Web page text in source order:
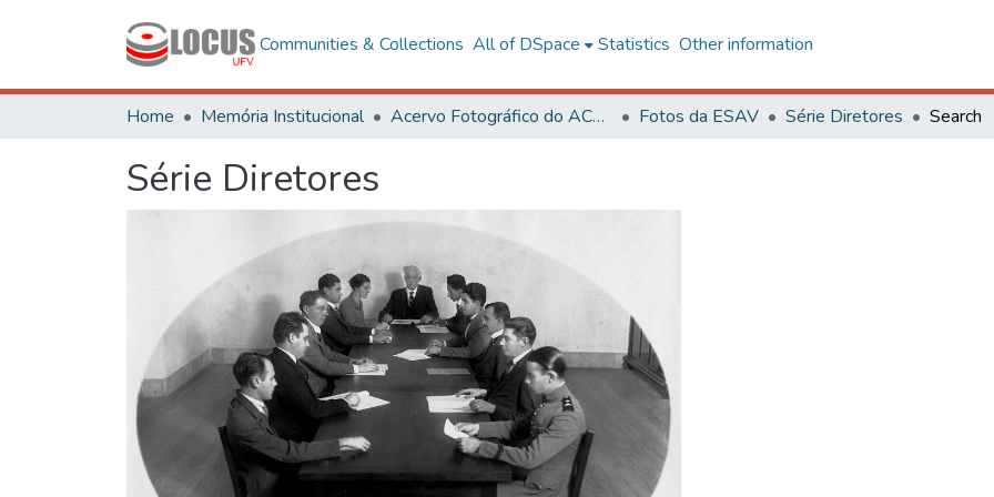
Communities & Collections All of DSpace Statistics Other information
Home Memória Institucional Acervo Fotográfico do ACH-UFV Fotos da ESAV Série Diretores Search
Série Diretores